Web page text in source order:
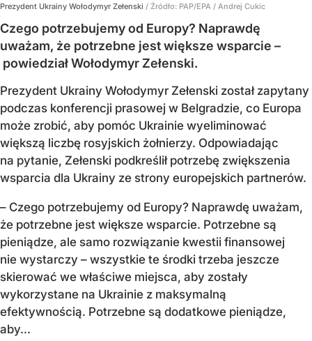
Prezydent Ukrainy Wołodymyr Zełenski / Źródło: PAP/EPA / Andrej Cukic
Czego potrzebujemy od Europy? Naprawdę
uważam, że potrzebne jest większe wsparcie –
powiedział Wołodymyr Zełenski.
Prezydent Ukrainy Wołodymyr Zełenski został zapytany
podczas konferencji prasowej w Belgradzie, co Europa
może zrobić, aby pomóc Ukrainie wyeliminować
większą liczbę rosyjskich żołnierzy. Odpowiadając
na pytanie, Zełenski podkreślił potrzebę zwiększenia
wsparcia dla Ukrainy ze strony europejskich partnerów.
– Czego potrzebujemy od Europy? Naprawdę uważam,
że potrzebne jest większe wsparcie. Potrzebne są
pieniądze, ale samo rozwiązanie kwestii finansowej
nie wystarczy – wszystkie te środki trzeba jeszcze
skierować we właściwe miejsca, aby zostały
wykorzystane na Ukrainie z maksymalną
efektywnością. Potrzebne są dodatkowe pieniądze,
aby...